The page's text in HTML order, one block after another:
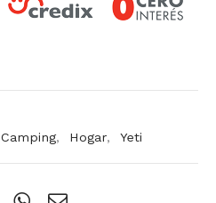
Camping, Hogar, Yeti